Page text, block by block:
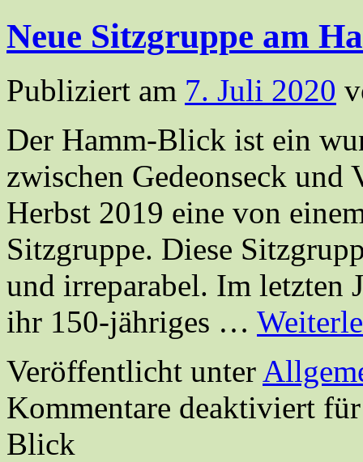
Neue Sitzgruppe am
Publiziert am 7. Juli 2020
Der Hamm-Blick ist ein
zwischen Gedeonseck
Herbst 2019 eine von
Sitzgruppe. Diese
und irreparabel. Im letzten
ihr 150-jähriges …
Veröffentlicht unter
Kommentare deaktiviert
Blick